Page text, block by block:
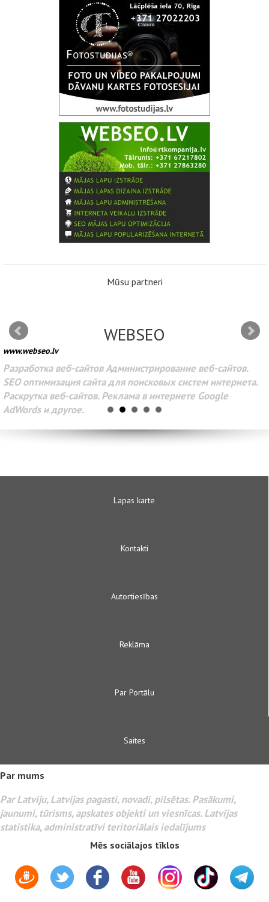
Mūsu partneri
WEBSEO
www.webseo.lv
Разработка веб-сайтов Администрирование веб-сайтов.
SEO оптимизация сайта для поисковых систем интернета.
Раскрутка веб-сайтов. Реклама в интернете Google
AdWords и другое.
Lapas karte
Kontakti
Autortiesības
Reklāma
Par Portālu
Saites
Par mums
Par Latviju, Latvijas pagasti, novadi, pilsētas. Pasākumi,
jaunumi, tūrisms, apskates objekti un viesnīcas. Latvijas
statistika, administratīvi teritoriālais iedalījums
Mēs sociālajos tīklos